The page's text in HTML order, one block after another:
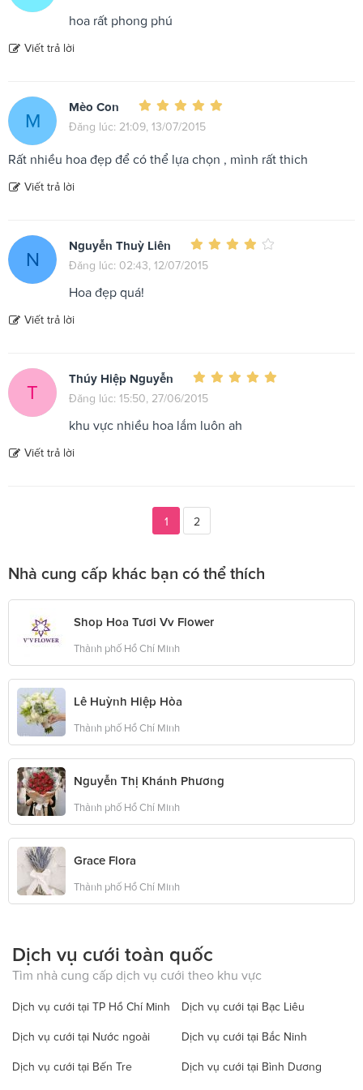
hoa rất phong phú
Viết trả lời
M
Mèo Con
Đăng lúc: 21:09, 13/07/2015
Rất nhiều hoa đẹp để có thể lựa chọn , mình rất thich
Viết trả lời
N
Nguyễn Thuỳ Liên
Đăng lúc: 02:43, 12/07/2015
Hoa đẹp quá!
Viết trả lời
T
Thúy Hiệp Nguyễn
Đăng lúc: 15:50, 27/06/2015
khu vực nhiều hoa lắm luôn ah
Viết trả lời
1 2
Nhà cung cấp khác bạn có thể thích
Shop Hoa Tươi Vv Flower
Thành phố Hồ Chí Minh
Lê Huỳnh Hiệp Hòa
Thành phố Hồ Chí Minh
Nguyễn Thị Khánh Phương
Thành phố Hồ Chí Minh
Grace Flora
Thành phố Hồ Chí Minh
Dịch vụ cưới toàn quốc
Tìm nhà cung cấp dịch vụ cưới theo khu vực
Dịch vụ cưới tại TP Hồ Chí Minh Dịch vụ cưới tại Bạc Liêu
Dịch vụ cưới tại Nước ngoài Dịch vụ cưới tại Bắc Ninh
Dịch vụ cưới tại Bến Tre Dịch vụ cưới tại Bình Dương